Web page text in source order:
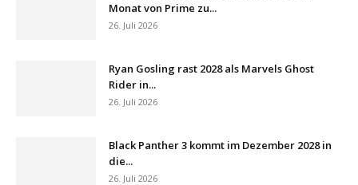
Monat von Prime zu...
26. Juli 2026
Ryan Gosling rast 2028 als Marvels Ghost
Rider in...
26. Juli 2026
Black Panther 3 kommt im Dezember 2028 in
die...
26. Juli 2026